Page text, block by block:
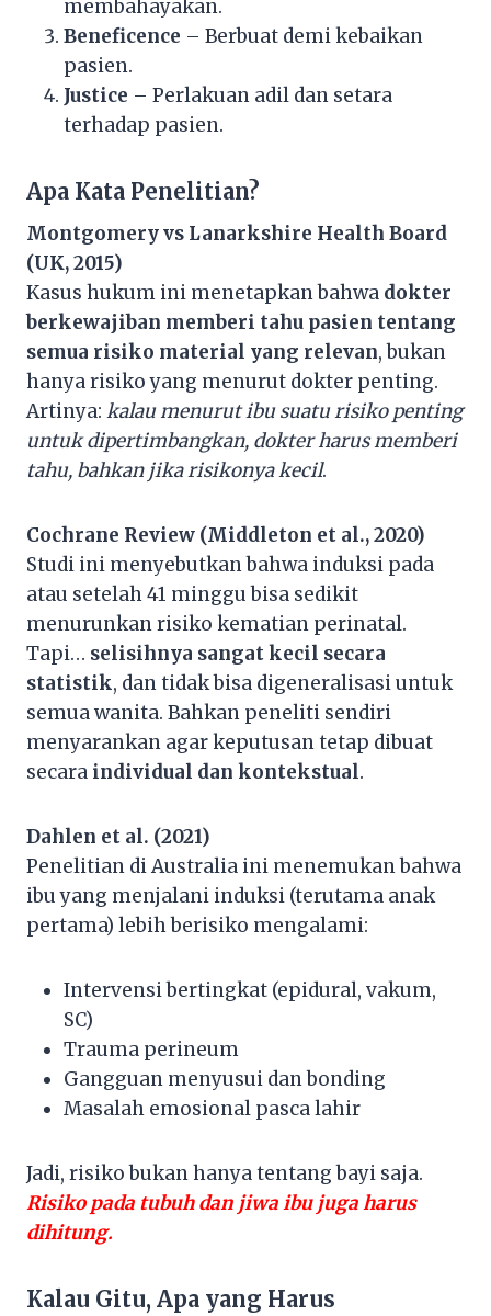
membahayakan.
Beneficence – Berbuat demi kebaikan
pasien.
Justice – Perlakuan adil dan setara
terhadap pasien.
Apa Kata Penelitian?
Montgomery vs Lanarkshire Health Board
(UK, 2015)
Kasus hukum ini menetapkan bahwa dokter
berkewajiban memberi tahu pasien tentang
semua risiko material yang relevan, bukan
hanya risiko yang menurut dokter penting.
Artinya: kalau menurut ibu suatu risiko penting
untuk dipertimbangkan, dokter harus memberi
tahu, bahkan jika risikonya kecil.
Cochrane Review (Middleton et al., 2020)
Studi ini menyebutkan bahwa induksi pada
atau setelah 41 minggu bisa sedikit
menurunkan risiko kematian perinatal.
Tapi… selisihnya sangat kecil secara
statistik, dan tidak bisa digeneralisasi untuk
semua wanita. Bahkan peneliti sendiri
menyarankan agar keputusan tetap dibuat
secara individual dan kontekstual.
Dahlen et al. (2021)
Penelitian di Australia ini menemukan bahwa
ibu yang menjalani induksi (terutama anak
pertama) lebih berisiko mengalami:
Intervensi bertingkat (epidural, vakum,
SC)
Trauma perineum
Gangguan menyusui dan bonding
Masalah emosional pasca lahir
Jadi, risiko bukan hanya tentang bayi saja.
Risiko pada tubuh dan jiwa ibu juga harus
dihitung.
Kalau Gitu, Apa yang Harus